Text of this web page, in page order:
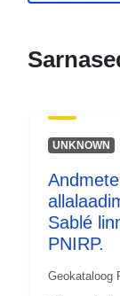
Tüüp:
UNKNOWN
Sablé
PNIRP.
Geokataloog